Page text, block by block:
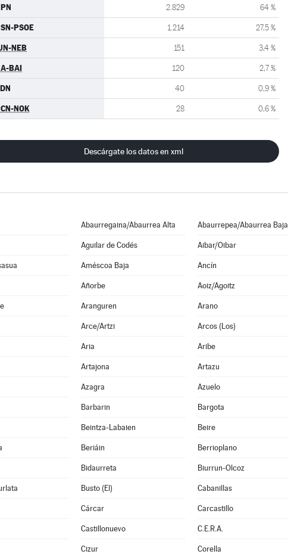
2.829 64 %
PSOE 1.214 27,5 %
NEB 151 3,4 %
BAI 120 2,7 %
40 0,9 %
NOK 28 0,6 %
Descárgate los datos en xml
Abaurregaina/Abaurrea Alta Abaurrepea/Abaurrea Baja
Aguilar de Codés Aibar/Oibar
Améscoa Baja Ancín
Añorbe Aoiz/Agoitz
Aranguren Arano
Arce/Artzi Arcos (Los)
Aria Aribe
Artajona Artazu
Azagra Azuelo
Barbarin Bargota
Beintza-Labaien Beire
Beriáin Berrioplano
Bidaurreta Biurrun-Olcoz
Busto (El) Cabanillas
Cárcar Carcastillo
Castillonuevo C.E.R.A.
Cizur Corella